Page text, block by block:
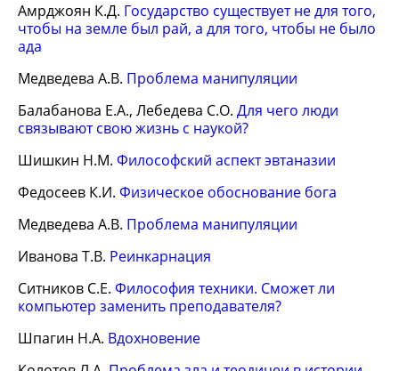
Амрджоян К.Д. Государство существует не для того,
чтобы на земле был рай, а для того, чтобы не было
ада
Медведева А.В. Проблема манипуляции
Балабанова Е.А., Лебедева С.О. Для чего люди
связывают свою жизнь с наукой?
Шишкин Н.М. Философский аспект эвтаназии
Федосеев К.И. Физическое обоснование бога
Медведева А.В. Проблема манипуляции
Иванова Т.В. Реинкарнация
Ситников С.Е. Философия техники. Сможет ли
компьютер заменить преподавателя?
Шпагин Н.А. Вдохновение